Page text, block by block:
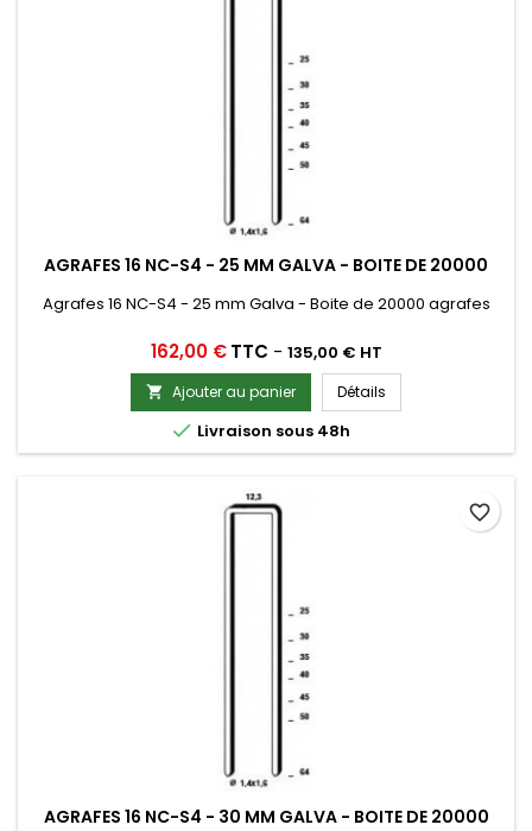
AGRAFES 16 NC-S4 - 25 MM GALVA - BOITE DE 20000
Agrafes 16 NC-S4 - 25 mm Galva - Boite de 20000 agrafes
Prix
162,00 € TTC - 135,00 € HT
 Ajouter au panier Détails
 Livraison sous 48h
AGRAFES 16 NC-S4 - 30 MM GALVA - BOITE DE 20000
favorite_border